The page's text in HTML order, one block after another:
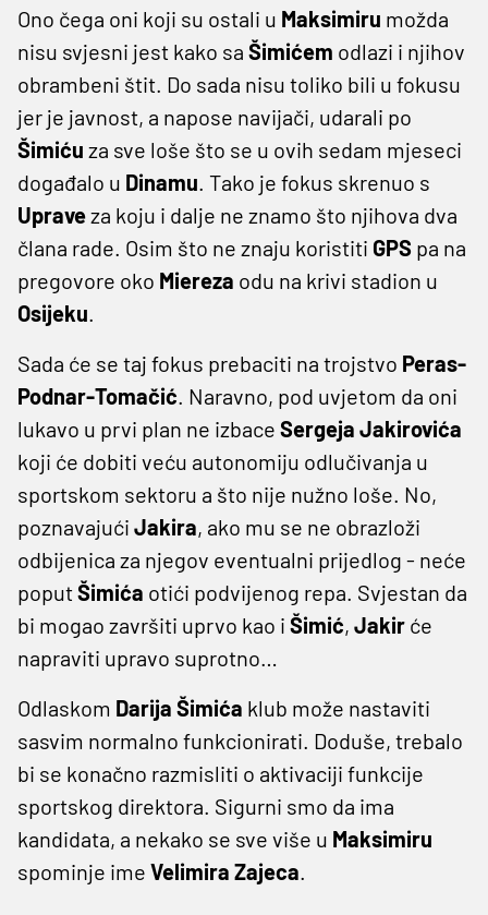
Ono čega oni koji su ostali u Maksimiru možda
nisu svjesni jest kako sa Šimićem odlazi i njihov
obrambeni štit. Do sada nisu toliko bili u fokusu
jer je javnost, a napose navijači, udarali po
Šimiću za sve loše što se u ovih sedam mjeseci
događalo u Dinamu. Tako je fokus skrenuo s
Upraveza koju i dalje ne znamo što njihova dva
člana rade. Osim što ne znaju koristiti GPS pa na
pregovore oko Miereza odu na krivi stadion u
Osijeku.
Sada će se taj fokus prebaciti na trojstvo Peras-
Podnar-Tomačić. Naravno, pod uvjetom da oni
lukavo u prvi plan ne izbace Sergeja Jakirovića
koji će dobiti veću autonomiju odlučivanja u
sportskom sektoru a što nije nužno loše. No,
poznavajući Jakira, ako mu se ne obrazloži
odbijenica za njegov eventualni prijedlog - neće
poputŠimića otići podvijenog repa. Svjestan da
bi mogao završiti uprvo kao i Šimić, Jakir će
napraviti upravo suprotno…
Odlaskom Darija Šimića klub može nastaviti
sasvim normalno funkcionirati. Doduše, trebalo
bi se konačno razmisliti o aktivaciji funkcije
sportskog direktora. Sigurni smo da ima
kandidata, a nekako se sve više u Maksimiru
spominje ime Velimira Zajeca.